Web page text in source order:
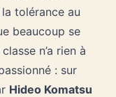
tolérance au
beaucoup se
n’a rien à
: sur
Hideo Komatsu